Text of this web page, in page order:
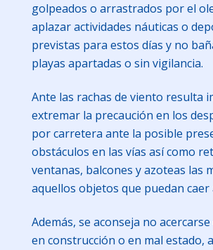
golpeados o arrastrados por el
aplazar actividades náuticas o
previstas para estos días y no
playas apartadas o sin vigilancia.
Ante las rachas de viento resulta
extremar la precaución en los
por carretera ante la posible
obstáculos en las vías así como
ventanas, balcones y azoteas las
aquellos objetos que puedan caer
Además, se aconseja no
en construcción o en mal estado,